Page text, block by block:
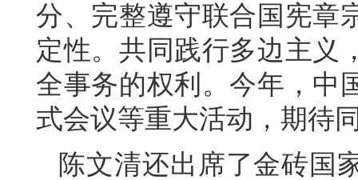
分、完整遵守联合国宪章
定性。共同践行多边主义
全事务的权利。今年，中
式会议等重大活动，期待
陈文清还出席了金砖国